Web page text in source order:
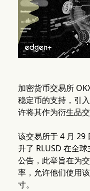
加密货币交易所
稳定币的支持，引
许将其作为衍生品交
该交易所于 4 月 29
升了 RLUSD 在全
公告，此举旨在为
率，允许他们使用
寸。